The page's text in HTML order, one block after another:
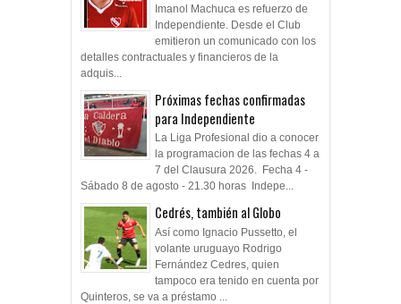
Imanol Machuca es refuerzo de
Independiente. Desde el Club
emitieron un comunicado con los
detalles contractuales y financieros de la
adquis...
Próximas fechas confirmadas
para Independiente
La Liga Profesional dio a conocer
la programacion de las fechas 4 a
7 del Clausura 2026. Fecha 4 -
Sábado 8 de agosto - 21.30 horas Indepe...
Cedrés, también al Globo
Así como Ignacio Pussetto, el
volante uruguayo Rodrigo
Fernández Cedres, quien
tampoco era tenido en cuenta por
Quinteros, se va a préstamo ...